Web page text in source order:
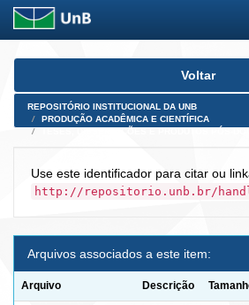
Skip
Voltar
REPOSITÓRIO INSTITUCIONAL DA UNB
PRODUÇÃO ACADÊMICA E CIENTÍFICA
Use este identificador para citar ou
http://repositorio.unb.br/
Arquivos associados a este item:
Arquivo Descrição